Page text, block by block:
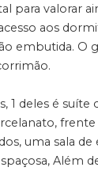
para valorar
aos
embutida. O
1 deles é suíte
frente
uma sala
Além